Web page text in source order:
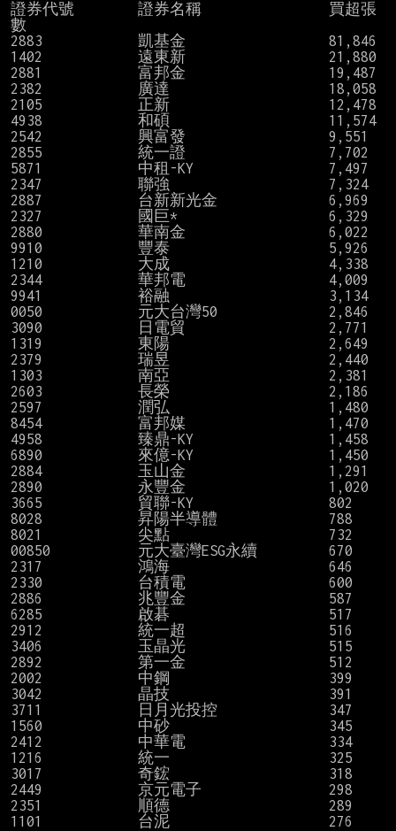
證券代號        證券名稱                買超張
數
2883            凱基金                  81,846
1402            遠東新                  21,880
2881            富邦金                  19,487
2382            廣達                    18,058
2105            正新                    12,478
4938            和碩                    11,574
2542            興富發                  9,551
2855            統一證                  7,702
5871            中租-KY                 7,497
2347            聯強                    7,324
2887            台新新光金              6,969
2327            國巨*                   6,329
2880            華南金                  6,022
9910            豐泰                    5,926
1210            大成                    4,338
2344            華邦電                  4,009
9941            裕融                    3,134
0050            元大台灣50              2,846
3090            日電貿                  2,771
1319            東陽                    2,649
2379            瑞昱                    2,440
1303            南亞                    2,381
2603            長榮                    2,186
2597            潤弘                    1,480
8454            富邦媒                  1,470
4958            臻鼎-KY                 1,458
6890            來億-KY                 1,450
2884            玉山金                  1,291
2890            永豐金                  1,020
3665            貿聯-KY                 802
8028            昇陽半導體              788
8021            尖點                    732
00850           元大臺灣ESG永續         670
2317            鴻海                    646
2330            台積電                  600
2886            兆豐金                  587
6285            啟碁                    517
2912            統一超                  516
3406            玉晶光                  515
2892            第一金                  512
2002            中鋼                    399
3042            晶技                    391
3711            日月光投控              347
1560            中砂                    345
2412            中華電                  334
1216            統一                    325
3017            奇鋐                    318
2449            京元電子                298
2351            順德                    289
1101            台泥                    276